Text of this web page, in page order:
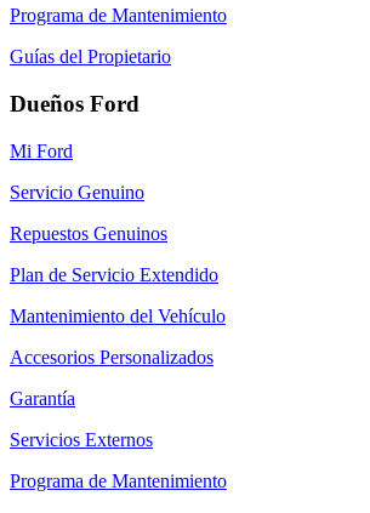
Programa de Mantenimiento
Guías del Propietario
Dueños Ford
Mi Ford
Servicio Genuino
Repuestos Genuinos
Plan de Servicio Extendido
Mantenimiento del Vehículo
Accesorios Personalizados
Garantía
Servicios Externos
Programa de Mantenimiento